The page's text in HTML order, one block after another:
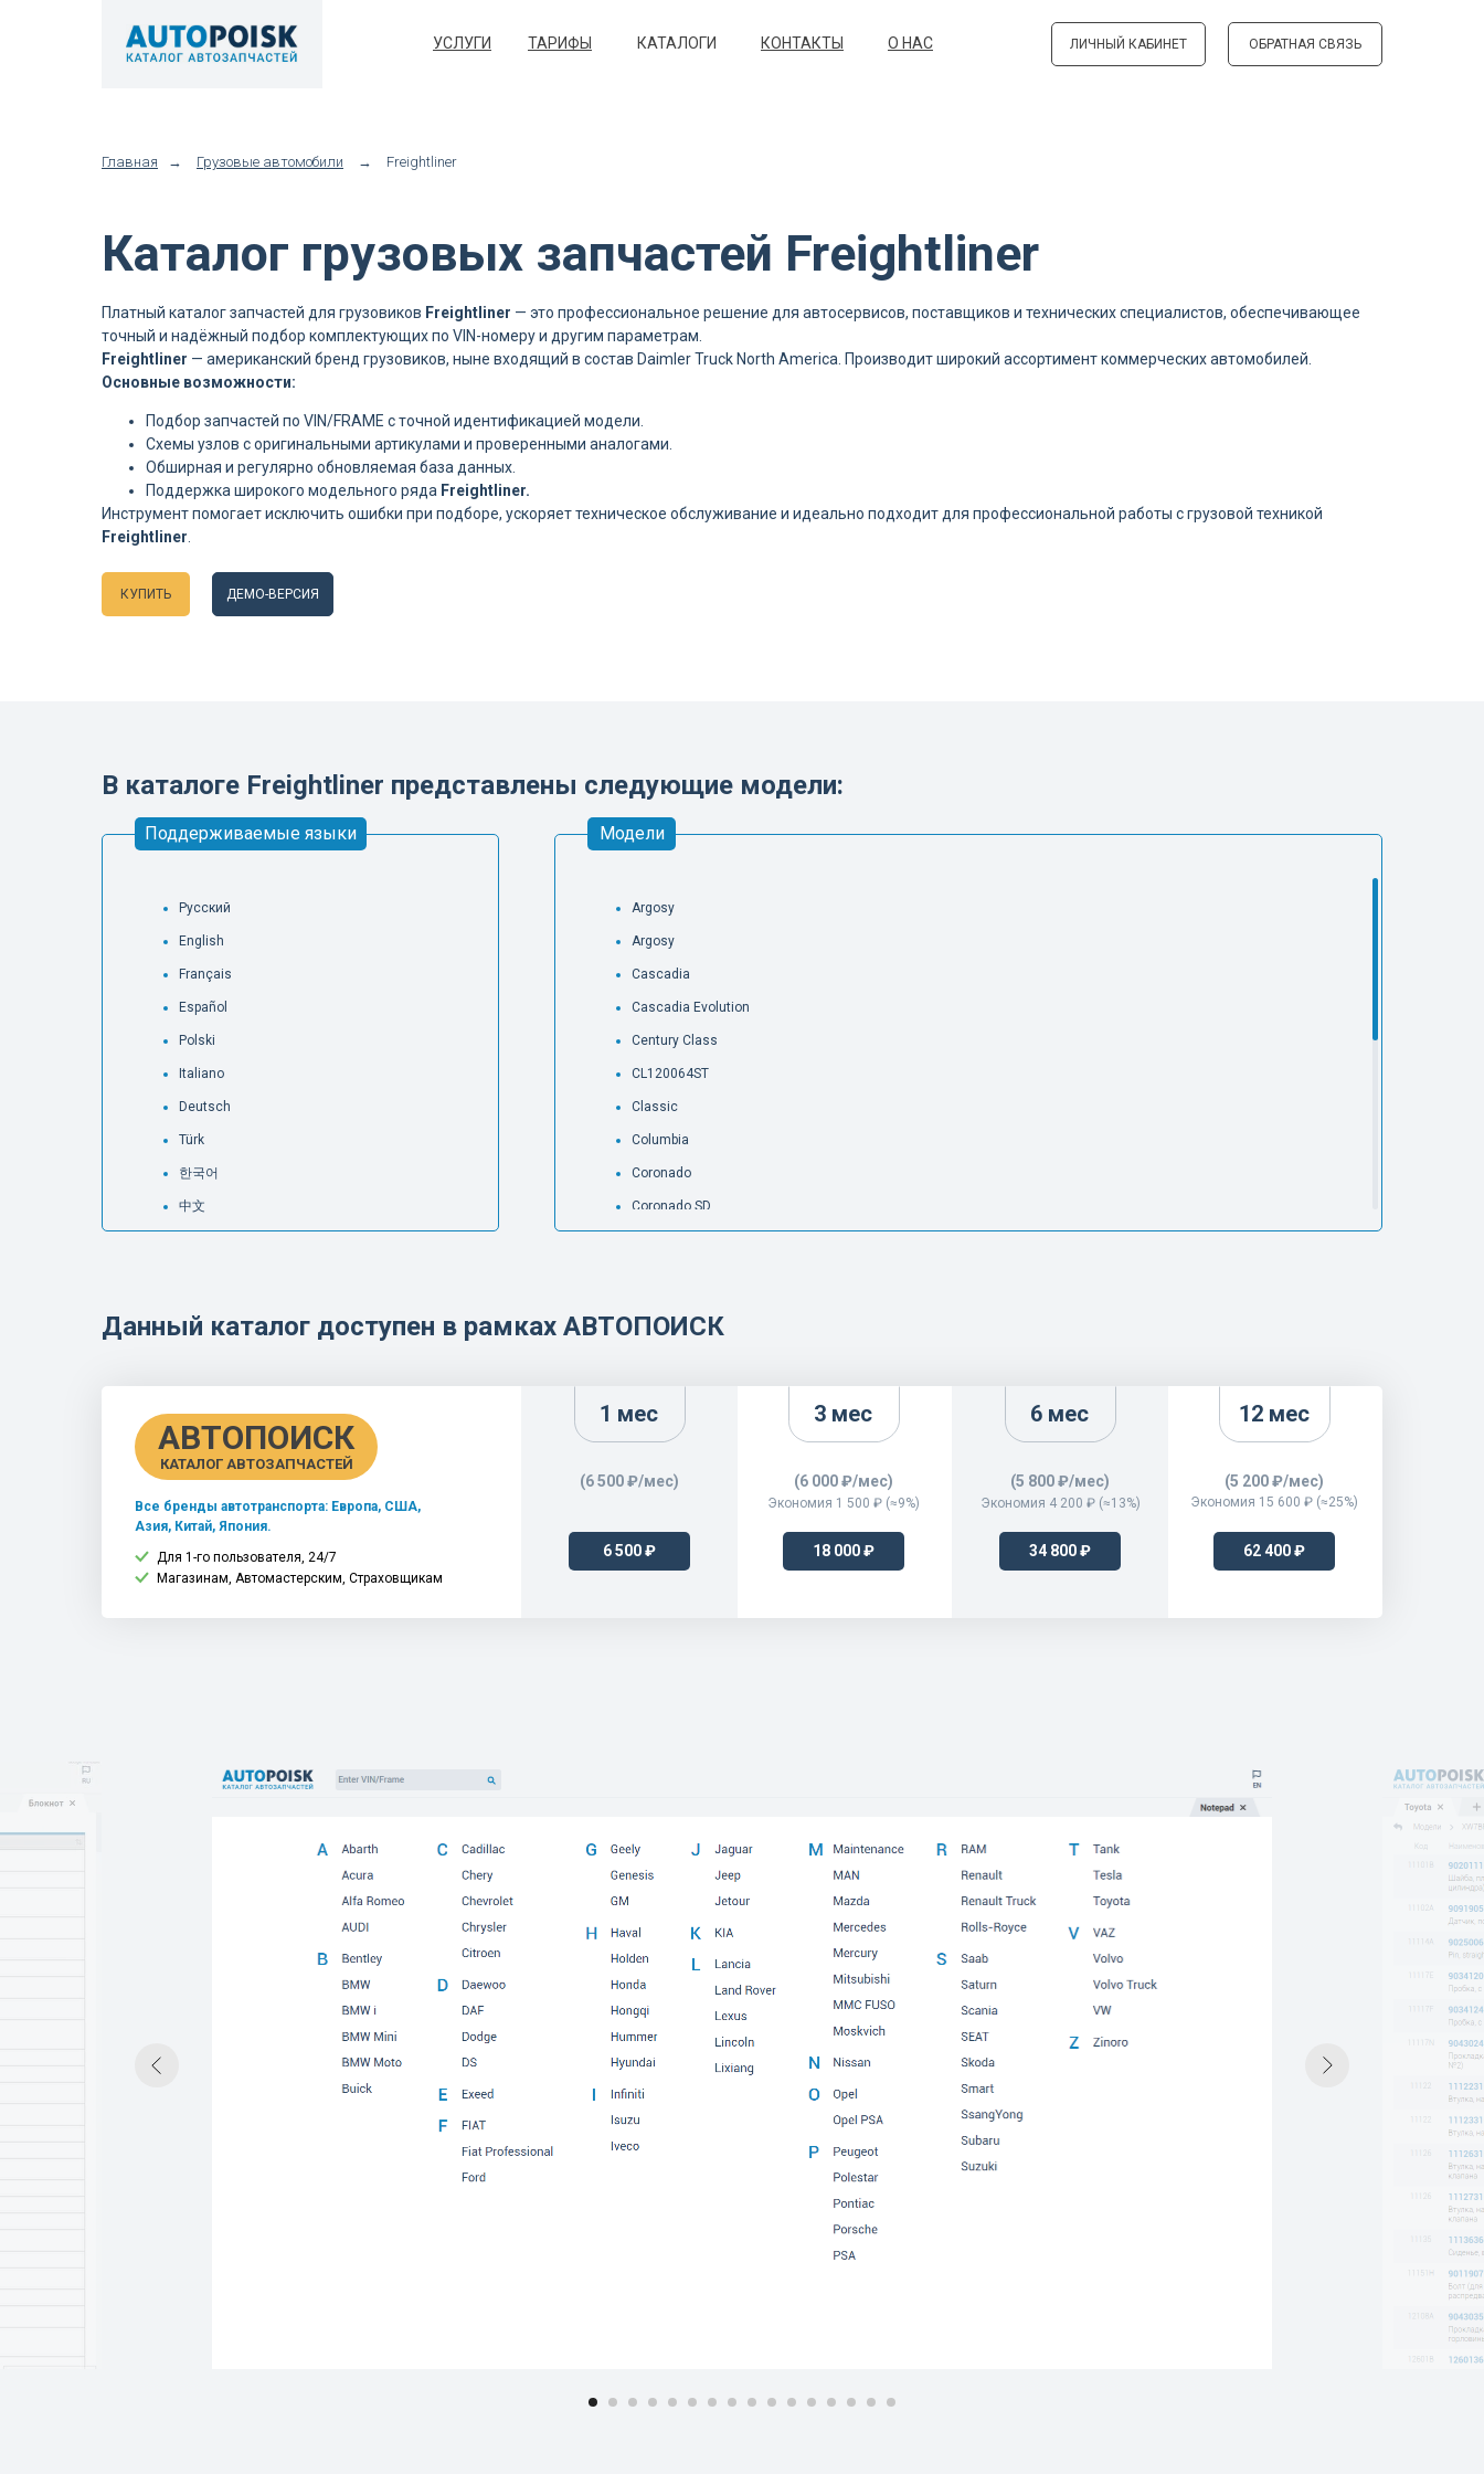
О НАС
КОНТАКТЫ
КАТАЛОГИ
ТАРИФЫ
УСЛУГИ ОБРАТНАЯ СВЯЗЬ
ЛИЧНЫЙ КАБИНЕТ
Главная Грузовые автомобили
→ → Freightliner
КУПИТЬ ДЕМО-ВЕРСИЯ
Платный каталог запчастей для грузовиков Freightliner — это профессиональное решение для автосервисов, поставщиков и технических специалистов, обеспечивающее
точный и надёжный подбор комплектующих по VIN-номеру и другим параметрам.
Freightliner — американский бренд грузовиков, ныне входящий в состав Daimler Truck North America. Производит широкий ассортимент коммерческих автомобилей.
Основные возможности:
Подбор запчастей по VIN/FRAME с точной идентификацией модели.
Схемы узлов с оригинальными артикулами и проверенными аналогами.
Обширная и регулярно обновляемая база данных.
Поддержка широкого модельного ряда Freightliner.
Инструмент помогает исключить ошибки при подборе, ускоряет техническое обслуживание и идеально подходит для профессиональной работы с грузовой техникой
Freightliner
Каталог грузовых запчастей Freightliner
В каталоге Freightliner представлены следующие модели:
Русский
English
Français
Español
Polski
Italiano
Deutsch
Türk
한국어
中文
Argosy
Argosy
Cascadia
Cascadia Evolution
Century Class
CL120064ST
Classic
Columbia
Coronado
Coronado SD
FLC
FLD SD
FLD120064ST
6364ST63
Модели
Поддерживаемые языки
Данный каталог доступен в рамках АВТОПОИСК
КАТАЛОГ АВТОЗАПЧАСТЕЙ
АВТОПОИСК
(6 500 ₽/мес)
6 500 ₽
(5 200 ₽/мес)
Экономия 15 600 ₽ (≈25%)
62 400 ₽
34 800 ₽
Экономия 4 200 ₽ (≈13%)
(5 800 ₽/мес)
Экономия 1 500 ₽ (≈9%)
(6 000 ₽/мес)
18 000 ₽
Все бренды автотранспорта: Европа, США,
Азия, Китай, Япония.
Магазинам, Автомастерским, Страховщикам
Для 1-го пользователя, 24/7
1 мес 12 мес
6 мес
3 мес